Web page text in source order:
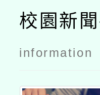
的n次方素
養工作坊–
中二區南投
校園新
information